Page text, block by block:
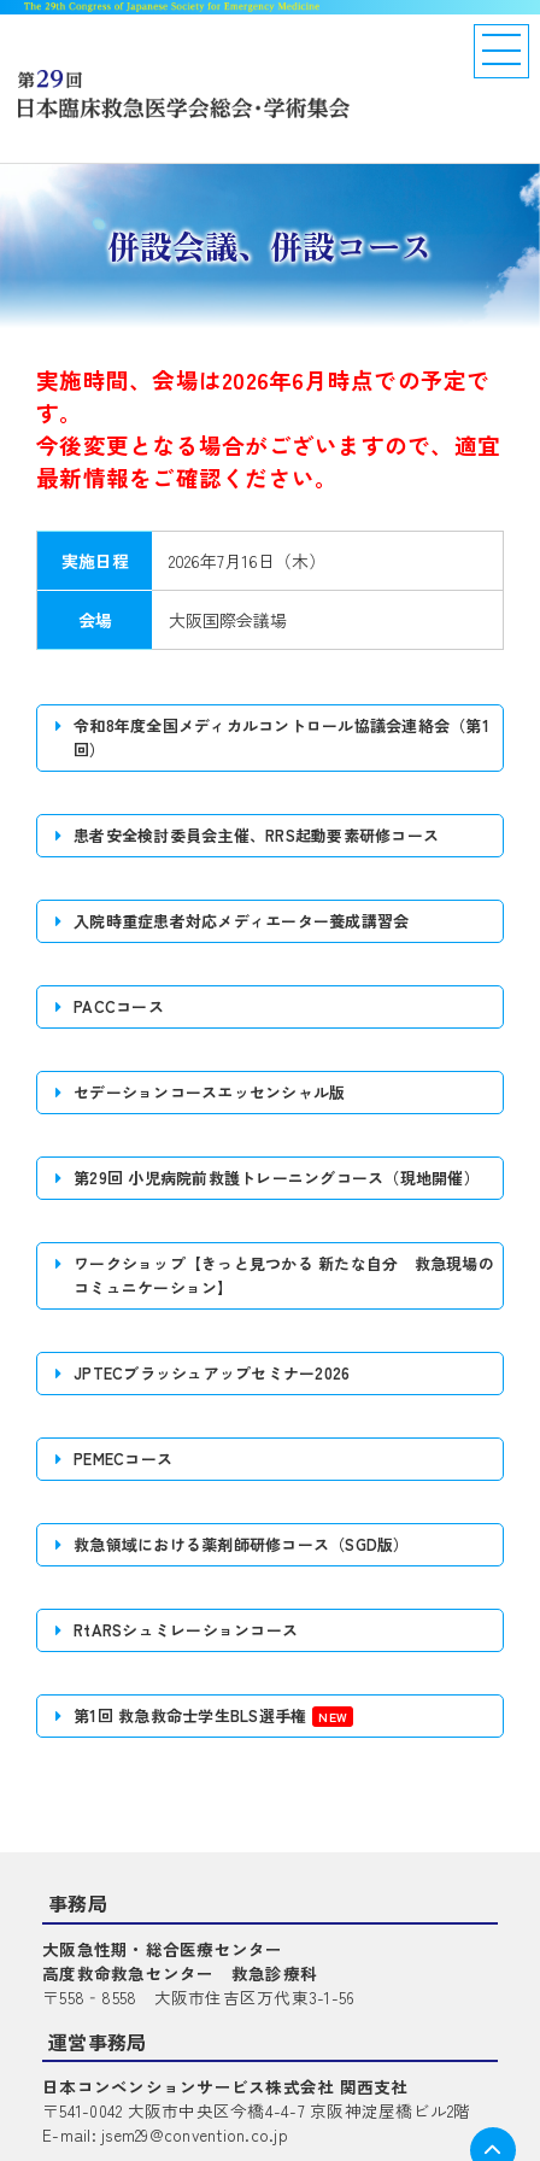
併設会議、併設コース
実施時間、会場は2026年6月時点での予定で
す。
今後変更となる場合がございますので、適宜
最新情報をご確認ください。
実施日程 2026年7月16日（木）
会場 大阪国際会議場
令和8年度全国メディカルコントロール協議会連絡会（第1
回）
開催日時 2026年７月16日（木）15:00～18:00
開催場所
ール）
患者安全検討委員会主催、RRS起動要素研修コース
時間 13時から16時
会場 大阪国際会議場10階会議室１００３
入院時重症患者対応メディエーター養成講習会
開催日時 2026年７月16日（木）13:00～16:30
開催場所
1001）
第29回日本臨床救急医学会総会・学術
PACCコース
開催日時 2026年７月16日（木）10:00～17:00
開催場所
1002）
セデーションコースエッセンシャル版
第29回 小児病院前救護トレーニングコース（現地開催）
開催日時 2026年７月16日（木）13:00～16:30
開催場所
第7会場（大阪国際会議場 10F 会議室
1005）
開催形式 現地開催
主催 日本臨床救急医学会
下記、応募フォームからお申し込みく
ワークショップ【きっと見つかる 新たな自分 救急現場の
コミュニケーション】
開催日時 2026年７月16日（木）15:00～18:00
JPTECブラッシュアップセミナー2026
開催日時 2026年７月16日（木）13:00～16:00
PEMECコース
開催日時 2026年７月16日（木）10:00～17:00
開催場所
第10会場（大阪国際会議場 10F 会議室
1009）
救急領域における薬剤師研修コース（SGD版）
対 象
薬剤師（救急認定薬剤師取得の有無を
問わない）
定 員
費 用
3,000円（別途、第29回の学術集会の
参加登録は必須とします）
RtARSシュミレーションコース
第1回 救急救命士学生BLS選手権
事務局
大阪急性期・総合医療センター
高度救命救急センター 救急診療科
〒558‐8558 大阪市住吉区万代東3-1-56
運営事務局
日本コンベンションサービス株式会社 関西支社
〒541-0042 大阪市中央区今橋4-4-7 京阪神淀屋橋ビル2階
E-mail: jsem29@convention.co.jp